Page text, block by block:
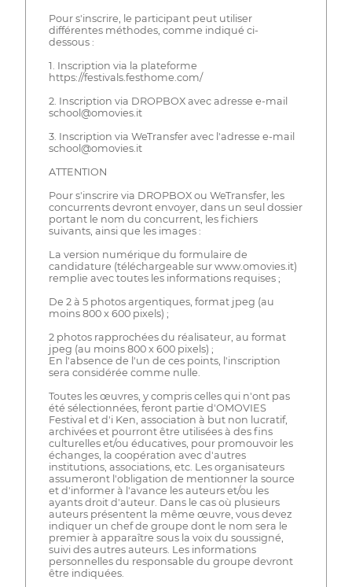
Pour s'inscrire, le participant peut utiliser
différentes méthodes, comme indiqué ci-
dessous :
1. Inscription via la plateforme
https://festivals.festhome.com/
2. Inscription via DROPBOX avec adresse e-mail
school@omovies.it
3. Inscription via WeTransfer avec l'adresse e-mail
school@omovies.it
ATTENTION
Pour s'inscrire via DROPBOX ou WeTransfer, les
concurrents devront envoyer, dans un seul dossier
portant le nom du concurrent, les fichiers
suivants, ainsi que les images :
La version numérique du formulaire de
candidature (téléchargeable sur www.omovies.it)
remplie avec toutes les informations requises ;
De 2 à 5 photos argentiques, format jpeg (au
moins 800 x 600 pixels) ;
2 photos rapprochées du réalisateur, au format
jpeg (au moins 800 x 600 pixels) ;
En l'absence de l'un de ces points, l'inscription
sera considérée comme nulle.
Toutes les œuvres, y compris celles qui n'ont pas
été sélectionnées, feront partie d'OMOVIES
Festival et d'i Ken, association à but non lucratif,
archivées et pourront être utilisées à des fins
culturelles et/ou éducatives, pour promouvoir les
échanges, la coopération avec d'autres
institutions, associations, etc. Les organisateurs
assumeront l'obligation de mentionner la source
et d'informer à l'avance les auteurs et/ou les
ayants droit d'auteur. Dans le cas où plusieurs
auteurs présentent la même œuvre, vous devez
indiquer un chef de groupe dont le nom sera le
premier à apparaître sous la voix du soussigné,
suivi des autres auteurs. Les informations
personnelles du responsable du groupe devront
être indiquées.